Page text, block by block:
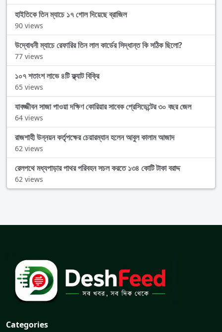
হাইতিকে তিন ম্যাচে ১৭ গোল দিয়েছে ব্রাজিল
90 views
উদ্বোধনী ম্যাচে রেফারির তিন লাল কার্ডের সিদ্ধান্ত কি সঠিক ছিলো?
77 views
১০৭ শতাংশ লাভে ৪টি ফ্ল্যাট বিক্রি
65 views
যাবজ্জীবন সাজা পাওয়া দক্ষিণ কোরিয়ার সাবেক প্রেসিডেন্টের ৩০ বছর জেল
64 views
রাজশাহী উন্নয়ন কর্তৃপক্ষের চেয়ারম্যান হলেন আবুল কালাম আজাদ
62 views
রেলপথে মধ্যপাড়ার পাথর পরিবহন সচল করতে ১৩৪ কোটি টাকা বরাদ্দ
62 views
Categories